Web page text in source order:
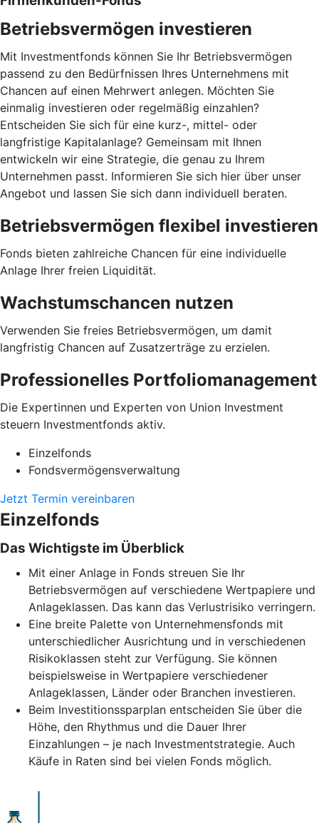
Betriebsvermögen investieren
Mit Investmentfonds können Sie Ihr Betriebsvermögen
passend zu den Bedürfnissen Ihres Unternehmens mit
Chancen auf einen Mehrwert anlegen. Möchten Sie
einmalig investieren oder regelmäßig einzahlen?
Entscheiden Sie sich für eine kurz-, mittel- oder
langfristige Kapitalanlage? Gemeinsam mit Ihnen
entwickeln wir eine Strategie, die genau zu Ihrem
Unternehmen passt. Informieren Sie sich hier über unser
Angebot und lassen Sie sich dann individuell beraten.
Betriebsvermögen flexibel investieren
Fonds bieten zahlreiche Chancen für eine individuelle
Anlage Ihrer freien Liquidität.
Wachstumschancen nutzen
Verwenden Sie freies Betriebsvermögen, um damit
langfristig Chancen auf Zusatzerträge zu erzielen.
Professionelles Portfoliomanagement
Die Expertinnen und Experten von Union Investment
steuern Investmentfonds aktiv.
Einzelfonds
Fondsvermögensverwaltung
Jetzt Termin vereinbaren
Einzelfonds
Das Wichtigste im Überblick
Mit einer Anlage in Fonds streuen Sie Ihr
Betriebsvermögen auf verschiedene Wertpapiere und
Anlageklassen. Das kann das Verlustrisiko verringern.
Eine breite Palette von Unternehmensfonds mit
unterschiedlicher Ausrichtung und in verschiedenen
Risikoklassen steht zur Verfügung. Sie können
beispielsweise in Wertpapiere verschiedener
Anlageklassen, Länder oder Branchen investieren.
Beim Investitionssparplan entscheiden Sie über die
Höhe, den Rhythmus und die Dauer Ihrer
Einzahlungen – je nach Investmentstrategie. Auch
Käufe in Raten sind bei vielen Fonds möglich.